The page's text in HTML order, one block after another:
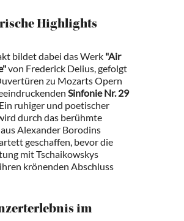
Highlights
bildet dabei das Werk "Air
von Frederick Delius, gefolgt
zu Mozarts Opern
Sinfonie Nr. 29
ruhiger und poetischer
durch das berühmte
Alexander Borodins
geschaffen, bevor die
mit Tschaikowskys
krönenden Abschluss
im